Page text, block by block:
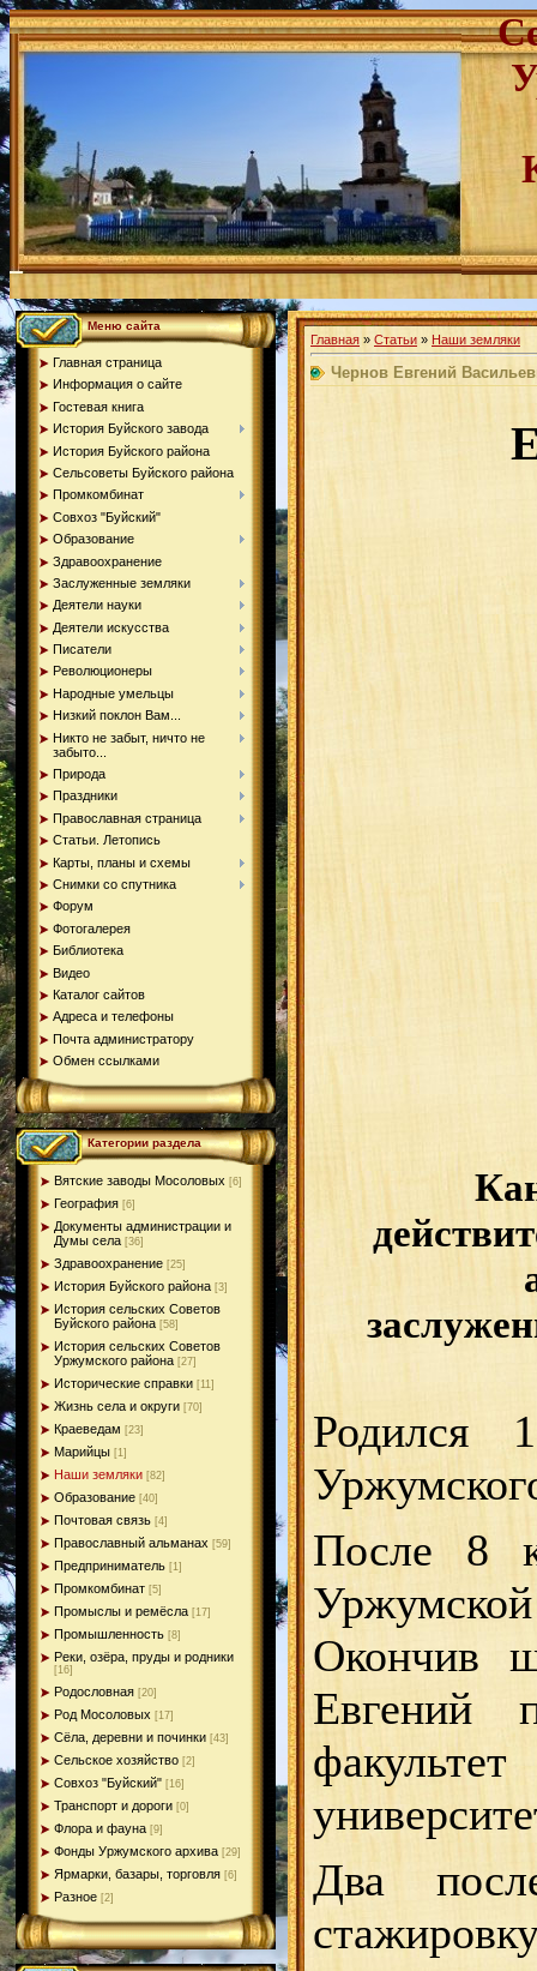
Меню сайта
Главная страница
Информация о сайте
Гостевая книга
История Буйского завода
История Буйского района
Сельсоветы Буйского района
Промкомбинат
Совхоз "Буйский"
Образование
Здравоохранение
Заслуженные земляки
Деятели науки
Деятели искусства
Писатели
Революционеры
Народные умельцы
Низкий поклон Вам...
Никто не забыт, ничто не
забыто...
Природа
Праздники
Православная страница
Статьи. Летопись
Карты, планы и схемы
Снимки со спутника
Форум
Фотогалерея
Библиотека
Видео
Каталог сайтов
Адреса и телефоны
Почта администратору
Обмен ссылками
Категории раздела
Вятские заводы Мосоловых [6]
География [6]
Документы администрации и
Думы села [36]
Здравоохранение [25]
История Буйского района [3]
История сельских Советов
Буйского района [58]
История сельских Советов
Уржумского района [27]
Исторические справки [11]
Жизнь села и округи [70]
Краеведам [23]
Марийцы [1]
Наши земляки [82]
Образование [40]
Почтовая связь [4]
Православный альманах [59]
Предприниматель [1]
Промкомбинат [5]
Промыслы и ремёсла [17]
Промышленность [8]
Реки, озёра, пруды и родники
[16]
Родословная [20]
Род Мосоловых [17]
Сёла, деревни и починки [43]
Сельское хозяйство [2]
Совхоз "Буйский" [16]
Транспорт и дороги [0]
Флора и фауна [9]
Фонды Уржумского архива [29]
Ярмарки, базары, торговля [6]
Разное [2]
Главная » Статьи » Наши земляки
Чернов Евгений
Родился
После 8
Окончив
Евгений
Два